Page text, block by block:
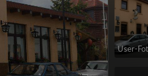
User-